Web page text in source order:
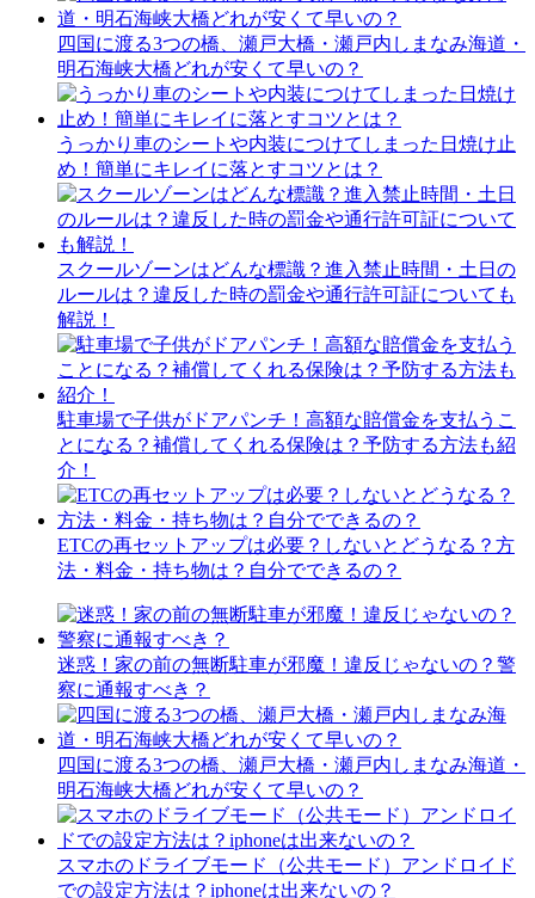
四国に渡る3つの橋、瀬戸大橋・瀬戸内しまなみ海道・
明石海峡大橋どれが安くて早いの？
うっかり車のシートや内装につけてしまった日焼け止
め！簡単にキレイに落とすコツとは？
スクールゾーンはどんな標識？進入禁止時間・土日の
ルールは？違反した時の罰金や通行許可証についても
解説！
駐車場で子供がドアパンチ！高額な賠償金を支払うこ
とになる？補償してくれる保険は？予防する方法も紹
介！
ETCの再セットアップは必要？しないとどうなる？方
法・料金・持ち物は？自分でできるの？
迷惑！家の前の無断駐車が邪魔！違反じゃないの？警
察に通報すべき？
四国に渡る3つの橋、瀬戸大橋・瀬戸内しまなみ海道・
明石海峡大橋どれが安くて早いの？
スマホのドライブモード（公共モード）アンドロイド
での設定方法は？iphoneは出来ないの？